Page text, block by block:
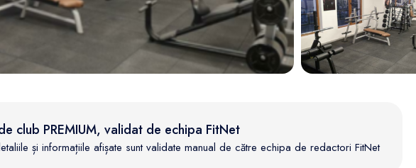
club PREMIUM, validat de echipa FitNet
și informațiile afișate sunt validate manual de către echipa de redactori FitNet